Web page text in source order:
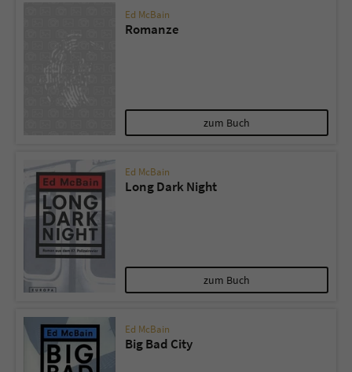
Ed McBain
Romanze
zum Buch
Ed McBain
Long Dark Night
zum Buch
Ed McBain
Big Bad City